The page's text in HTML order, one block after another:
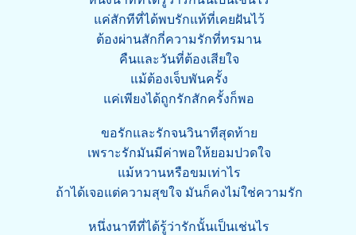
แค่สักทีที่ได้พบรักแท้ที่เคยฝันไว้
ต้องผ่านสักกี่ความรักที่ทรมาน
คืนและวันที่ต้องเสียใจ
แม้ต้องเจ็บพันครั้ง
แค่เพียงได้ถูกรักสักครั้งก็พอ
ขอรักและรักจนวินาทีสุดท้าย
เพราะรักมันมีค่าพอให้ยอมปวดใจ
แม้หวานหรือขมเท่าไร
ถ้าได้เจอแต่ความสุขใจ มันก็คงไม่ใช่ความรัก
หนึ่งนาทีที่ได้รู้ว่ารักนั้นเป็นเช่นไร